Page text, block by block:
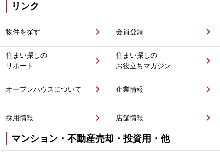
リンク
物件を探す 会員登録
住まい探しの
サポート
住まい探しの
お役立ちマガジン
オープンハウスについて 企業情報
採用情報 店舗情報
マンション・不動産売却・投資用・他